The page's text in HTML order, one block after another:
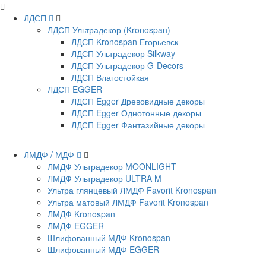
ЛДСП
ЛДСП Ультрадекор (Kronospan)
ЛДСП Kronospan Егорьевск
ЛДСП Ультрадекор Silkway
ЛДСП Ультрадекор G-Decors
ЛДСП Влагостойкая
ЛДСП EGGER
ЛДСП Egger Древовидные декоры
ЛДСП Egger Однотонные декоры
ЛДСП Egger Фантазийные декоры
ЛМДФ / МДФ
ЛМДФ Ультрадекор MOONLIGHT
ЛМДФ Ультрадекор ULTRA M
Ультра глянцевый ЛМДФ Favorit Kronospan
Ультра матовый ЛМДФ Favorit Kronospan
ЛМДФ Kronospan
ЛМДФ EGGER
Шлифованный МДФ Kronospan
Шлифованный МДФ EGGER